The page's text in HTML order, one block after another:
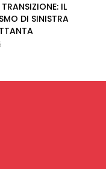
IL
DI SINISTRA